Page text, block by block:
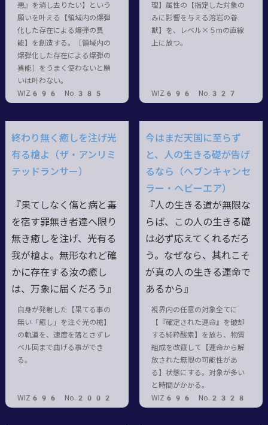
悪』を消し去りたい】という
願いを叶える【領域内の爆弾
化した存在による爆弾の異
能】を創造する。［領域内の
爆弾化した存在による爆弾の
異能］をうまく使わないと願
いは叶わない。
WIZ696 No.385
理】属性の【指定した対象の
みに影響を与える溶岩の眷
獣】を、レベル×５mの直線
上に放つ。
WIZ696 No.327
終わり無く癒しを注げ光
有る槍よ（ザ・アンリミ
テッドランサー）
『果てしなく傷と病と毒
を宿す罪無き者達へ限り
無き癒しを注げ、光有る
我が槍よ。無形なれど確
かに存在する汝の癒し
は、万象に届くだろう』
自身が発射した【果てる事の
無い「癒し」を注ぐ光の槍】
の軌道を、速度を落とさずレ
ベル回まで曲げる事ができ
る。
WIZ696 No.2002
今はまだ天国に至らず
と、人の生きる礎が告げ
るなら（ヘブンキャンセ
ラー・ヘビーエア）
『人の生きる道が無限な
らば、この人の生きる礎
は必ず応えてくれるだろ
う。なぜなら、其れこそ
が真の人の生きる運命で
あるから』
視界内の任意の対象全てに
【『確定された運命』を破却
する純粋酸素】を放ち、物質
組成を改竄して【運命から解
放された無限の可能性があ
る】状態にする。対象が多い
と時間がかかる。
WIZ696 No.2328